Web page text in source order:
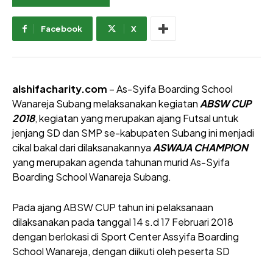
Facebook X
alshifacharity.com – As-Syifa Boarding School
Wanareja Subang melaksanakan kegiatan ABSW CUP
2018, kegiatan yang merupakan ajang Futsal untuk
jenjang SD dan SMP se-kabupaten Subang ini menjadi
cikal bakal dari dilaksanakannya ASWAJA CHAMPION
yang merupakan agenda tahunan murid As-Syifa
Boarding School Wanareja Subang.
Pada ajang ABSW CUP tahun ini pelaksanaan
dilaksanakan pada tanggal 14 s.d 17 Februari 2018
dengan berlokasi di Sport Center Assyifa Boarding
School Wanareja, dengan diikuti oleh peserta SD